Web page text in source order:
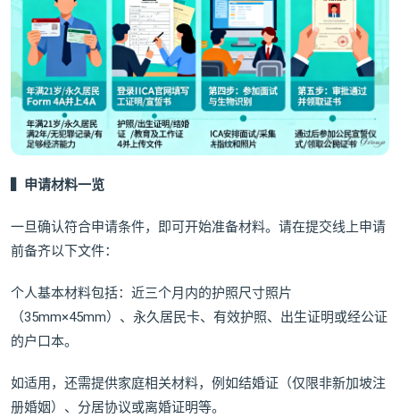
▍申请材料一览
一旦确认符合申请条件，即可开始准备材料。请在提交线上申请
前备齐以下文件：
个人基本材料包括：近三个月内的护照尺寸照片
（35mm×45mm）、永久居民卡、有效护照、出生证明或经公证
的户口本。
如适用，还需提供家庭相关材料，例如结婚证（仅限非新加坡注
册婚姻）、分居协议或离婚证明等。